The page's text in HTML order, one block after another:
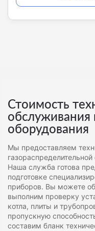
Стоимость
обслуживания
оборудования
Мы предоставляем
Наша служба готова
подготовке
приборов. Вы можете
выполним проверку
котла, плиты и
пропускную
составим бланк